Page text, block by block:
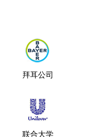
拜耳公司
联合大学